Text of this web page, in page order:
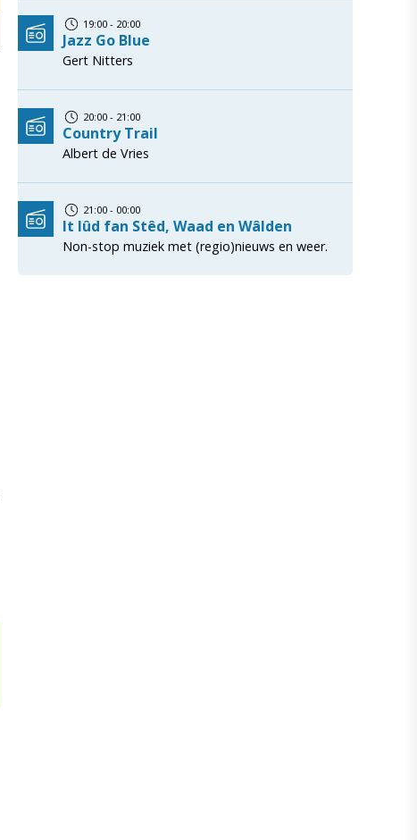
19:00 - 20:00
Jazz Go Blue
Gert Nitters
20:00 - 21:00
Country Trail
Albert de Vries
21:00 - 00:00
It lûd fan Stêd, Waad en Wâlden
Non-stop muziek met (regio)nieuws en weer.